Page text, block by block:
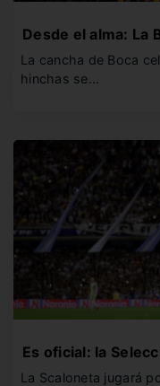
Desde el alma: La
La cancha de Boca
hinchas se…
Es oficial: la
La Scaloneta jugará